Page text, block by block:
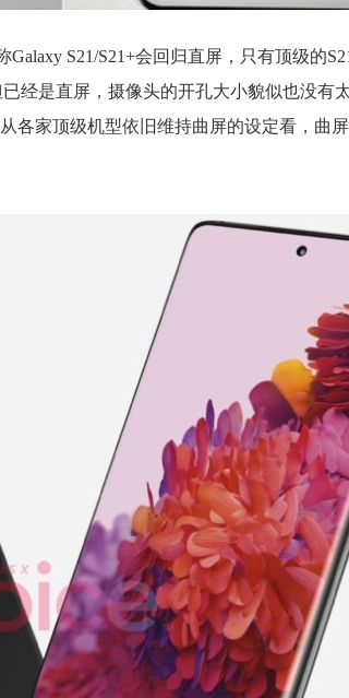
S21/S21+会回归直屏，只有顶级的
经是直屏，摄像头的开孔大小貌似也没有
各家顶级机型依旧维持曲屏的设定看，曲